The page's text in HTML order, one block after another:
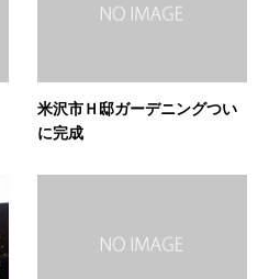
米沢市Ｈ邸ガーデニングつい
に完成